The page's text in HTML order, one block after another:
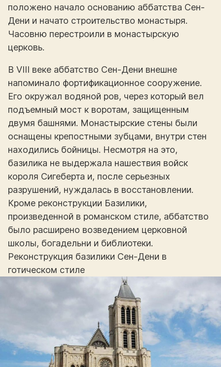
положено начало основанию аббатства Сен-
Дени и начато строительство монастыря.
Часовню перестроили в монастырскую
церковь.
В VIII веке аббатство Сен-Дени внешне
напоминало фортификационное сооружение.
Его окружал водяной ров, через который вел
подъемный мост к воротам, защищенным
двумя башнями. Монастырские стены были
оснащены крепостными зубцами, внутри стен
находились бойницы. Несмотря на это,
базилика не выдержала нашествия войск
короля Сигеберта и, после серьезных
разрушений, нуждалась в восстановлении.
Кроме реконструкции Базилики,
произведенной в романском стиле, аббатство
было расширено возведением церковной
школы, богадельни и библиотеки.
Реконструкция базилики Сен-Дени в
готическом стиле